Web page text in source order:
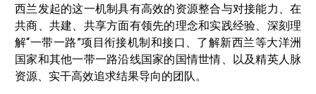
西兰发起的这一机制具有高效的资源整合与对接能力、在
共商、共建、共享方面有领先的理念和实践经验、深刻理
解“一带一路”项目衔接机制和接口、了解新西兰等大洋洲
国家和其他一带一路沿线国家的国情世情、以及精英人脉
资源、实干高效追求结果导向的团队。